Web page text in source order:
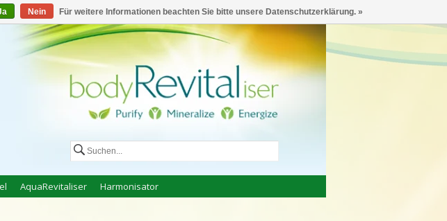
€0,00 Deutsch
€
AquaRevitaliser Harmonisator
Nein Für weitere Informationen beachten Sie bitte unsere Datenschutzerklärung. »